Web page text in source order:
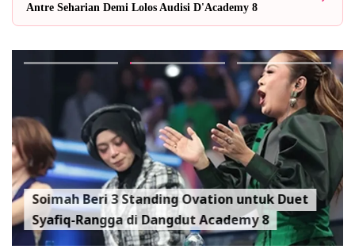
Antre Seharian Demi Lolos Audisi D'Academy 8
Soimah Beri 3 Standing Ovation untuk Duet
Syafiq-Rangga di Dangdut Academy 8